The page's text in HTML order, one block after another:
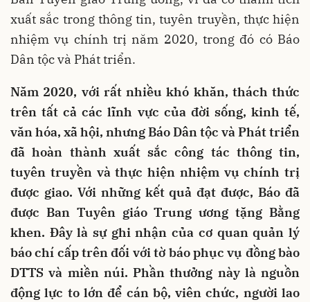
xuất sắc trong thông tin, tuyên truyền, thực hiện
nhiệm vụ chính trị năm 2020, trong đó có Báo
Dân tộc và Phát triển.
Năm 2020, với rất nhiều khó khăn, thách thức
trên tất cả các lĩnh vực của đời sống, kinh tế,
văn hóa, xã hội, nhưng Báo Dân tộc và Phát triển
đã hoàn thành xuất sắc công tác thông tin,
tuyên truyền và thực hiện nhiệm vụ chính trị
được giao. Với những kết quả đạt được, Báo đã
được Ban Tuyên giáo Trung ương tặng Bằng
khen. Đây là sự ghi nhận của cơ quan quản lý
báo chí cấp trên đối với tờ báo phục vụ đồng bào
DTTS và miền núi. Phần thưởng này là nguồn
động lực to lớn để cán bộ, viên chức, người lao